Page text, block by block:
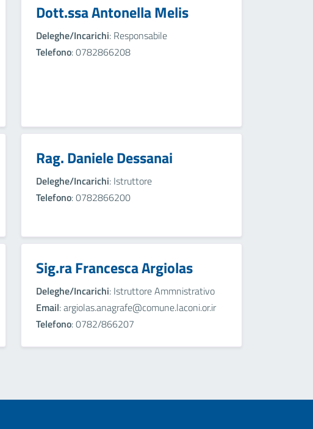
Dott.ssa Antonella Melis
Deleghe/Incarichi: Responsabile
Telefono: 0782866208
Rag. Daniele Dessanai
Deleghe/Incarichi: Istruttore
Telefono: 0782866200
Sig.ra Francesca Argiolas
Deleghe/Incarichi: Istruttore Ammnistrativo
Email: argiolas.anagrafe@comune.laconi.or.ir
Telefono: 0782/866207